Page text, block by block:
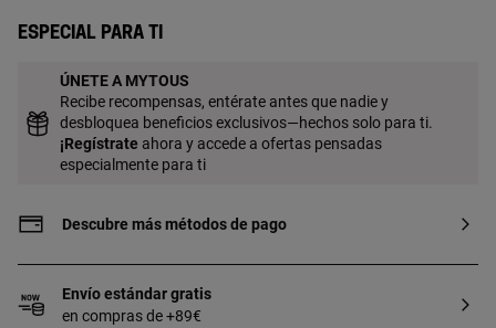
ayudando a conciliar el sueño.
100% Poliéster. Color gris. MED.: 185 cm
largo x 68 cm diám. Certificado
OEKO/TEX*. Fabricado en la UE.
Especial para ti
ÚNETE A MYTOUS
Recibe recompensas, entérate antes que nadie y
desbloquea beneficios exclusivos—hechos solo para ti.
¡Regístrate ahora y accede a ofertas pensadas
especialmente para ti
Descubre más métodos de pago
Envío estándar gratis
en compras de +89€